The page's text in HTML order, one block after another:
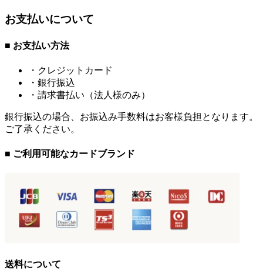
お支払いについて
■ お支払い方法
・クレジットカード
・銀行振込
・請求書払い（法人様のみ）
銀行振込の場合、お振込み手数料はお客様負担となります。
ご了承ください。
■ ご利用可能なカードブランド
送料について